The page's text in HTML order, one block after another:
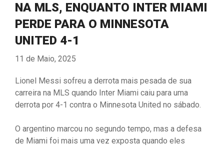
NA MLS, ENQUANTO INTER MIAMI
PERDE PARA O MINNESOTA
UNITED 4-1
11 de Maio, 2025
Lionel Messi sofreu a derrota mais pesada de sua
carreira na MLS quando Inter Miami caiu para uma
derrota por 4-1 contra o Minnesota United no sábado.
O argentino marcou no segundo tempo, mas a defesa
de Miami foi mais uma vez exposta quando eles